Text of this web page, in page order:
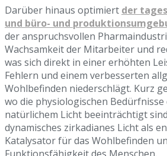
Darüber hinaus optimiert der
und büro- und
der anspruchsvollen
Wachsamkeit der Mitarbeiter und
was sich direkt in einer erhöhten
Fehlern und einem verbesserten
Wohlbefinden niederschlägt. Kurz
wo die physiologischen Bedürfnisse
natürlichem Licht beeinträchtigt
dynamisches zirkadianes Licht als
Katalysator für das Wohlbefinden